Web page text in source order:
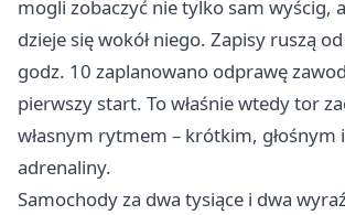
mogli zobaczyć nie tylko sam wyścig,
dzieje się wokół niego. Zapisy ruszą
godz. 10 zaplanowano odprawę
pierwszy start. To właśnie wtedy tor
własnym rytmem – krótkim, głośnym
adrenaliny.
Samochody za dwa tysiące i dwa